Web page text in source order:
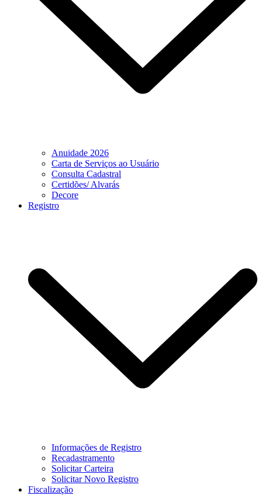
Anuidade 2026
Carta de Serviços ao Usuário
Consulta Cadastral
Certidões/ Alvarás
Decore
Registro
Informações de Registro
Recadastramento
Solicitar Carteira
Solicitar Novo Registro
Fiscalização